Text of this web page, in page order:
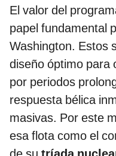
El valor del
papel fundamental
Washington. Estos
diseño óptimo para
por periodos
respuesta bélica
masivas. Por este
esa flota como el